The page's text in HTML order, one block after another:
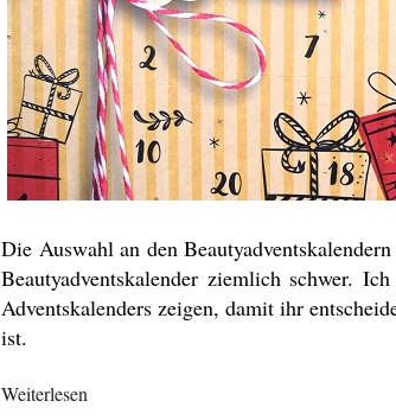
Die Auswahl an den
Beautyadventskalender ziemlich schwer.
Adventskalenders zeigen, damit ihr
ist.
Weiterlesen